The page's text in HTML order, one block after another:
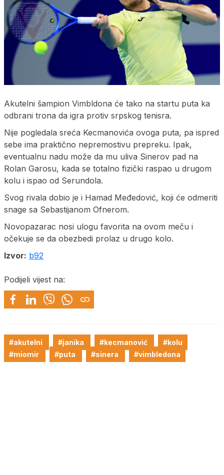
Akutelni šampion Vimbldona će tako na startu puta ka
odbrani trona da igra protiv srpskog tenisra.
Nije pogledala sreća Kecmanovića ovoga puta, pa ispred
sebe ima praktično nepremostivu prepreku. Ipak,
eventualnu nadu može da mu uliva Sinerov pad na
Rolan Garosu, kada se totalno fizički raspao u drugom
kolu i ispao od Serundola.
Svog rivala dobio je i Hamad Međedović, koji će odmeriti
snage sa Sebastijanom Ofnerom.
Novopazarac nosi ulogu favorita na ovom meču i
očekuje se da obezbedi prolaz u drugo kolo.
Izvor: b92
Podijeli vijest na:
#akutelni #janika #kecmanović
#kolu
#miomir
#puta #sinera #vimbledona